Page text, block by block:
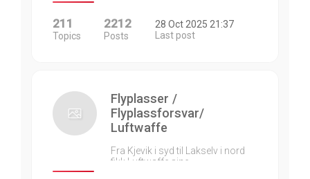
211
Topics
2212
Posts
28 Oct 2025 21:37
Last post
Flyplasser /
Flyplassforsvar/
Luftwaffe
Fra Kjevik i syd til Lakselv i nord
fikk Luftwaffe sine…